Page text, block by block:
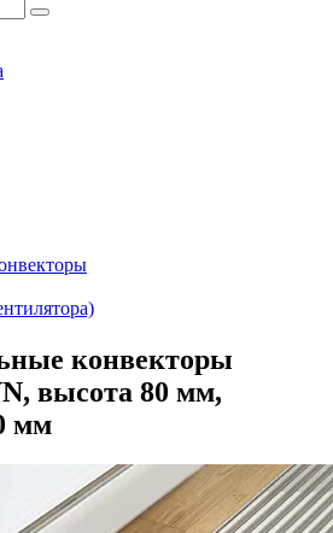
конвекторы
высота 80 мм,
мм